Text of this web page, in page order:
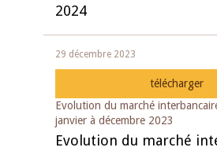
2024
29 décembre 2023
télécharger
Evolution du marché
janvier à décembre 2023
Evolution du marché